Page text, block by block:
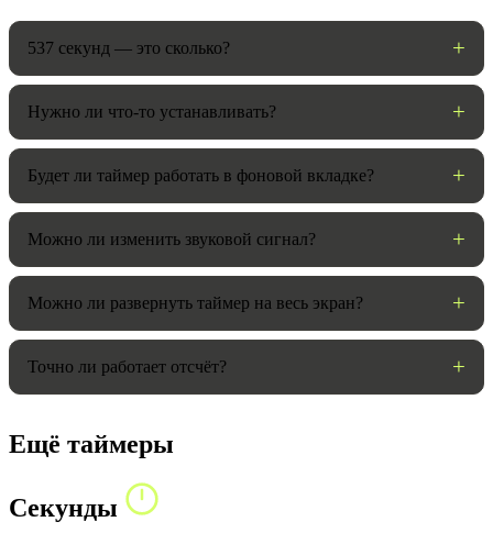
Звуки:
Громкость:
537 секунд — это сколько?
Нужно ли что-то устанавливать?
Будет ли таймер работать в фоновой вкладке?
Можно ли изменить звуковой сигнал?
Можно ли развернуть таймер на весь экран?
Точно ли работает отсчёт?
Ещё таймеры
Секунды